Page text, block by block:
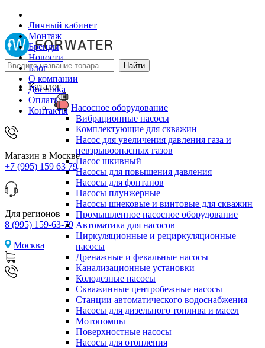
Личный кабинет
Монтаж
Бренды
Новости
Блог
О компании
Доставка
Оплата
Контакты
Магазин в Москве
+7 (995) 159 63 79
Для регионов
8 (995) 159-63-79
Москва
Каталог
Насосное оборудование
Вибрационные насосы
Комплектующие для скважин
Насос для увеличения давления газа и
невзрывоопасных газов
Насос шкивный
Насосы для повышения давления
Насосы для фонтанов
Насосы плунжерные
Насосы шнековые и винтовые для скважин
Промышленное насосное оборудование
Автоматика для насосов
Циркуляционные и рециркуляционные
насосы
Дренажные и фекальные насосы
Канализационные установки
Колодезные насосы
Скважинные центробежные насосы
Станции автоматического водоснабжения
Насосы для дизельного топлива и масел
Мотопомпы
Поверхностные насосы
Насосы для отопления